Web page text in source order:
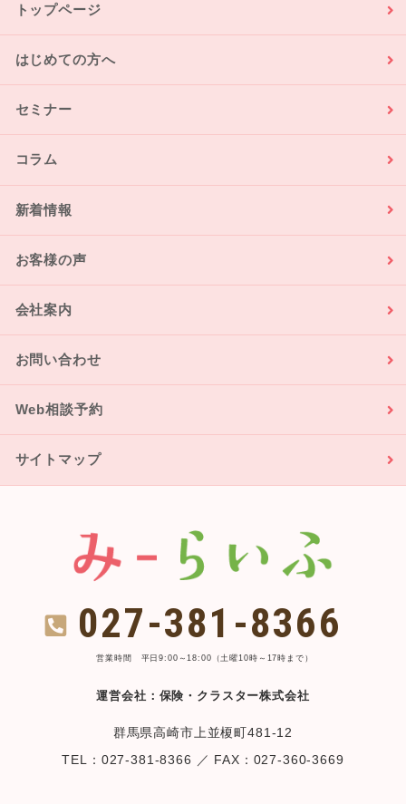
トップページ
はじめての方へ
セミナー
コラム
新着情報
お客様の声
会社案内
お問い合わせ
Web相談予約
サイトマップ
027-381-8366
営業時間 平日9:00～18:00（土曜10時～17時まで）
運営会社：保険・クラスター株式会社
群馬県高崎市上並榎町481-12
TEL：027-381-8366 ／ FAX：027-360-3669